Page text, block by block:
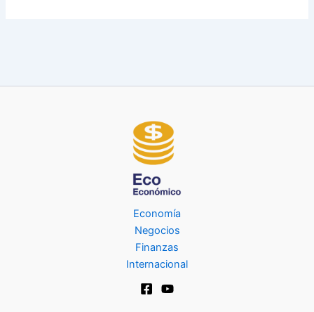
Economía
Negocios
Finanzas
Internacional